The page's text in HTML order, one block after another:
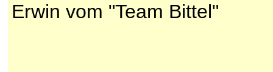
Erwin vom "Team Bittel"